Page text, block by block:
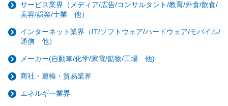
サービス業界（メディア/広告/コンサルタント/教育/外食/飲食/
美容/娯楽/士業 他）
インターネット業界（IT/ソフトウェア/ハードウェア/モバイル/
通信 他）
メーカー(自動車/化学/家電/鉱物/工場 他)
商社・運輸・貿易業界
エネルギー業界